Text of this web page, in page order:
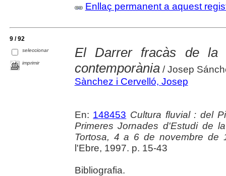
Enllaç permanent a aquest
9 / 92
seleccionar
imprimir
El Darrer fracàs de la
contemporània/ Josep
Sànchez i Cervelló, Josep
En: 148453 Cultura fluvial : del
Primeres Jornades d'Estudi de
Tortosa, 4 a 6 de novembre de
l'Ebre, 1997. p. 15-43
Bibliografia.